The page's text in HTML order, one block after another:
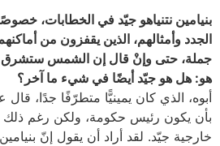
بنيامين نتنياهو جيّد في الخطابات،
الجدد وأمثالهم، الذين يقفزون من
جملة، حتى وإنْ قال إن الشمس ستشرق
هو: هل هو جيّد أيضًا في شيء ما آخر؟
أبوه، الذي كان يمينيًّا متطرّفًا جدًا،
بأن يكون رئيس حكومة، ولكن رغم ذلك
خارجية جيّد. لقد أراد أن يقول إنّ